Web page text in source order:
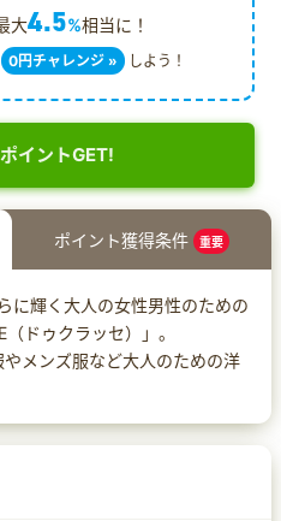
大4.5%相当に！
0円チャレンジ » しよう！
イントGET!
ポイント獲得条件 重要
に輝く大人の女性男性のための
ドゥクラッセ）」。
メンズ服など大人のための洋